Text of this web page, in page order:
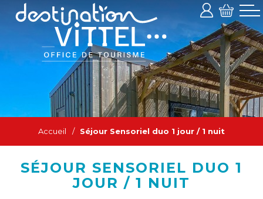
Accueil / Séjour Sensoriel duo 1 jour / 1 nuit
SÉJOUR SENSORIEL DUO 1
JOUR / 1 NUIT